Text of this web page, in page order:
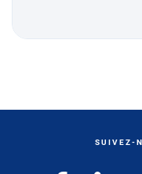
SUIVEZ-